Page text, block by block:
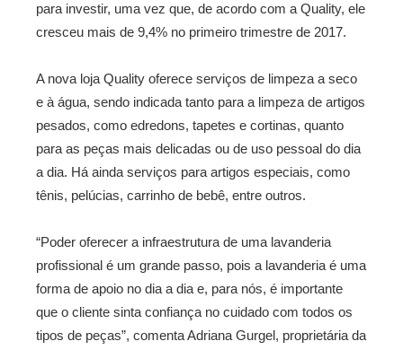
para investir, uma vez que, de acordo com a Quality, ele
cresceu mais de 9,4% no primeiro trimestre de 2017.
A nova loja Quality oferece serviços de limpeza a seco
e à água, sendo indicada tanto para a limpeza de artigos
pesados, como edredons, tapetes e cortinas, quanto
para as peças mais delicadas ou de uso pessoal do dia
a dia. Há ainda serviços para artigos especiais, como
tênis, pelúcias, carrinho de bebê, entre outros.
“Poder oferecer a infraestrutura de uma lavanderia
profissional é um grande passo, pois a lavanderia é uma
forma de apoio no dia a dia e, para nós, é importante
que o cliente sinta confiança no cuidado com todos os
tipos de peças”, comenta Adriana Gurgel, proprietária da